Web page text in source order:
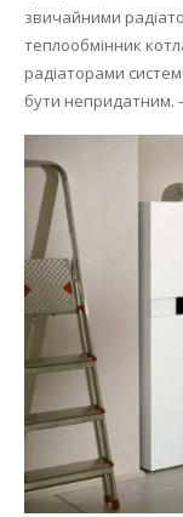
звичайними
теплообмінник
радіаторами
бути непридатним.